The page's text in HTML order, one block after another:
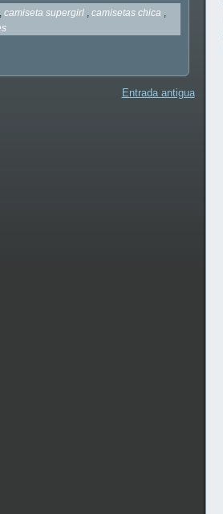
, camiseta supergirl , camisetas chica ,
Entrada antigua